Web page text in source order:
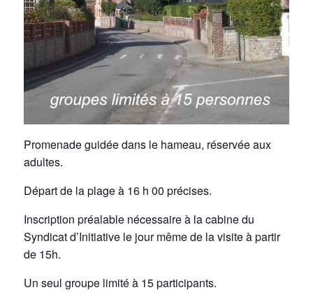
Promenade guidée dans le hameau, réservée aux
adultes.
Départ de la plage à 16 h 00 précises.
Inscription préalable nécessaire à la cabine du
Syndicat d’Initiative le jour même de la visite à partir
de 15h.
Un seul groupe limité à 15 participants.